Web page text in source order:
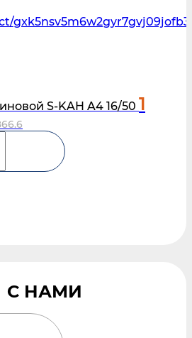
S‑KAH A4 16/50 1